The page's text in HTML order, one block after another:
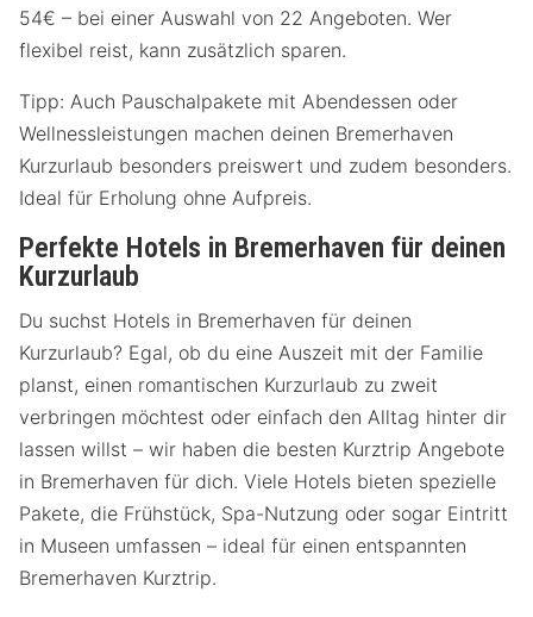
54€ – bei einer Auswahl von 22 Angeboten. Wer
flexibel reist, kann zusätzlich sparen.
Tipp: Auch Pauschalpakete mit Abendessen oder
Wellnessleistungen machen deinen Bremerhaven
Kurzurlaub besonders preiswert und zudem besonders.
Ideal für Erholung ohne Aufpreis.
Perfekte Hotels in Bremerhaven für deinen
Kurzurlaub
Du suchst Hotels in Bremerhaven für deinen
Kurzurlaub? Egal, ob du eine Auszeit mit der Familie
planst, einen romantischen Kurzurlaub zu zweit
verbringen möchtest oder einfach den Alltag hinter dir
lassen willst – wir haben die besten Kurztrip Angebote
in Bremerhaven für dich. Viele Hotels bieten spezielle
Pakete, die Frühstück, Spa-Nutzung oder sogar Eintritt
in Museen umfassen – ideal für einen entspannten
Bremerhaven Kurztrip.